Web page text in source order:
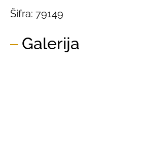
Šifra: 79149
Galerija